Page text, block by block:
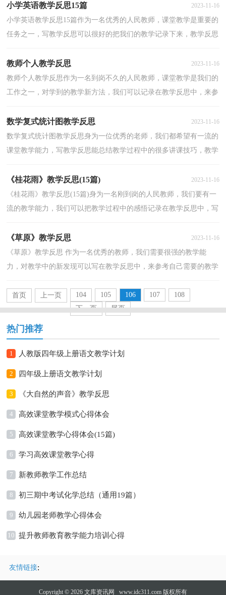
小学英语教学反思15篇 2023-11-16
小学英语教学反思15篇作为一名优秀的人民教师，课堂教学是重要的
任务之一，写教学反思可以很好的把我们的教学记录下来，教学反思
教师个人教学反思 2023-11-16
教师个人教学反思作为一名到岗不久的人民教师，课堂教学是我们的
工作之一，对学到的教学新方法，我们可以记录在教学反思中，来参
数学复式统计图教学反思 2023-11-16
数学复式统计图教学反思身为一位优秀的老师，我们都希望有一流的
课堂教学能力，写教学反思能总结教学过程中的很多讲课技巧，教学
《桂花雨》教学反思(15篇) 2023-11-16
《桂花雨》教学反思(15篇)身为一名刚到岗的人民教师，我们要有一
流的教学能力，我们可以把教学过程中的感悟记录在教学反思中，写
《草原》教学反思 2023-11-16
《草原》教学反思 作为一名优秀的教师，我们需要很强的教学能
力，对教学中的新发现可以写在教学反思中，来参考自己需要的教学
首页
上一页 104 105 106 107
108
下一页
尾页
热门推荐
1 人教版四年级上册语文教学计划
2 四年级上册语文教学计划
3 《大自然的声音》教学反思
4 高效课堂教学模式心得体会
5 高效课堂教学心得体会(15篇)
6 学习高效课堂教学心得
7 新教师教学工作总结
8 初三期中考试化学总结（通用19篇）
9 幼儿园老师教学心得体会
10 提升教师教育教学能力培训心得
友情链接:
Copyright © 2026 文库资讯网 www.idc311.com 版权所有